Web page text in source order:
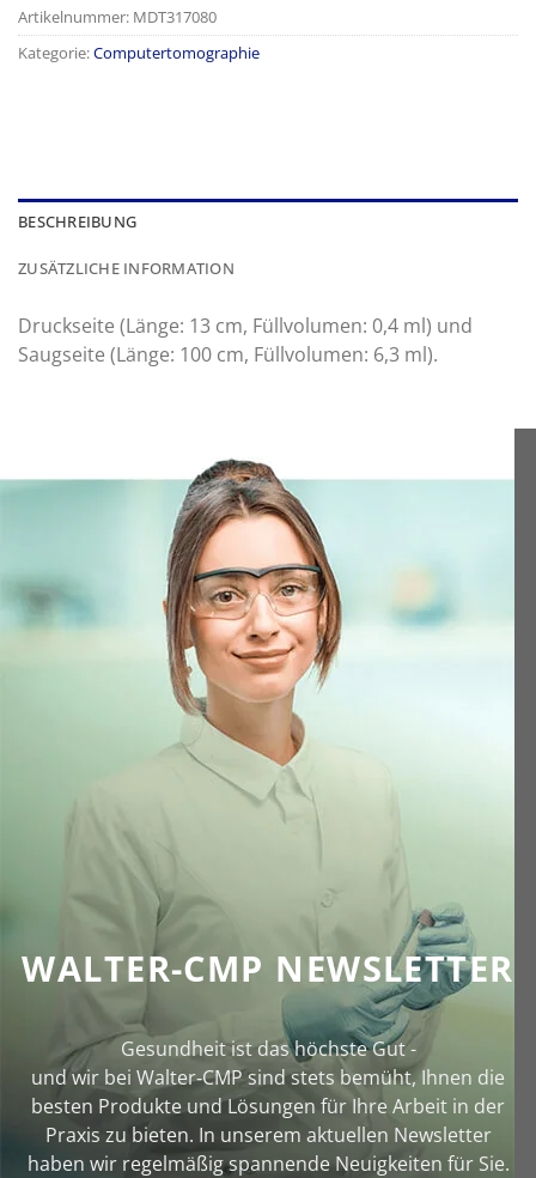
Artikelnummer: MDT317080
Kategorie:Computertomographie
BESCHREIBUNG
ZUSÄTZLICHE INFORMATION
Druckseite (Länge: 13 cm, Füllvolumen: 0,4 ml) und
Saugseite (Länge: 100 cm, Füllvolumen: 6,3 ml).
WALTER-CMP NEWSLETTER
Gesundheit ist das höchste Gut -
und wir bei Walter‑CMP sind stets bemüht, Ihnen die
besten Produkte und Lösungen für Ihre Arbeit in der
Praxis zu bieten. In unserem aktuellen Newsletter
haben wir regelmäßig spannende Neuigkeiten für Sie.